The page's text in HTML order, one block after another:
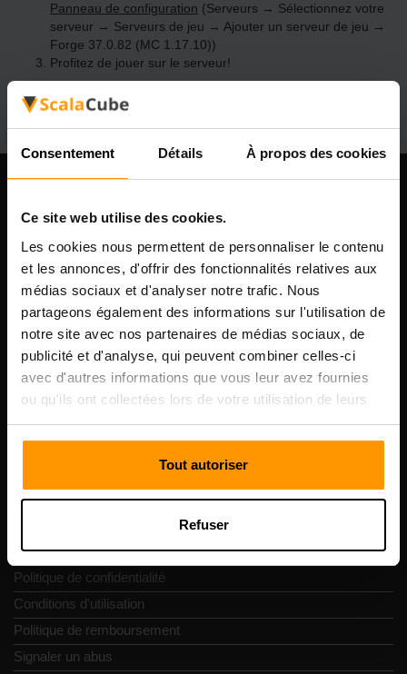
Consentement Détails À propos des cookies
Ce site web utilise des cookies.
Les cookies nous permettent de personnaliser le contenu
et les annonces, d'offrir des fonctionnalités relatives aux
médias sociaux et d'analyser notre trafic. Nous
partageons également des informations sur l'utilisation de
notre site avec nos partenaires de médias sociaux, de
publicité et d'analyse, qui peuvent combiner celles-ci
avec d'autres informations que vous leur avez fournies
ou qu'ils ont collectées lors de votre utilisation de leurs
services.
Tout autoriser
Refuser
Panneau de configuration (Serveurs → Sélectionnez votre
serveur → Serveurs de jeu → Ajouter un serveur de jeu →
Forge 37.0.82 (MC 1.17.10))
Profitez de jouer sur le serveur!
Scalable Hosting Solutions OÜ
Code d'enregistrement: 14652605
numéro de TVA: EE102133820
Adresse: Harju maakond, Tallinn, Kesklinna linnaosa,
Vesivärava tn 50-201, 10152
Contacts
Politique de confidentialité
Conditions d'utilisation
Politique de remboursement
Signaler un abus